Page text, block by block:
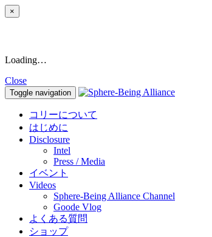
×
Loading…
Close
Toggle navigation
コリーについて
はじめに
Disclosure
Intel
Press / Media
イベント
Videos
Sphere-Being Alliance Channel
Goode Vlog
よくある質問
ショップ